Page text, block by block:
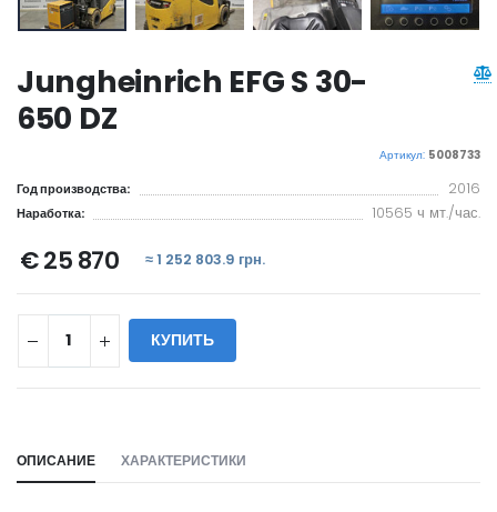
Jungheinrich EFG S 30-
650 DZ
Артикул: 5008733
Год производства: 2016
Наработка: 10565 ч мт./час.
€ 25 870 ≈ 1 252 803.9 грн.
КУПИТЬ
ОПИСАНИЕ ХАРАКТЕРИСТИКИ